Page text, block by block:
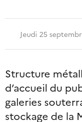
Jeudi 25
Structure
d’accueil du
galeries
stockage de la